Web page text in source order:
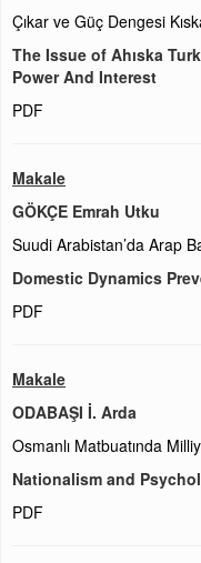
Çıkar ve Güç Dengesi
The Issue of Ahıska
Power And Interest
PDF
Makale
GÖKÇE Emrah Utku
Suudi Arabistan’da Arap
Domestic Dynamics
PDF
Makale
ODABAŞI İ. Arda
Osmanlı Matbuatında
Nationalism and
PDF